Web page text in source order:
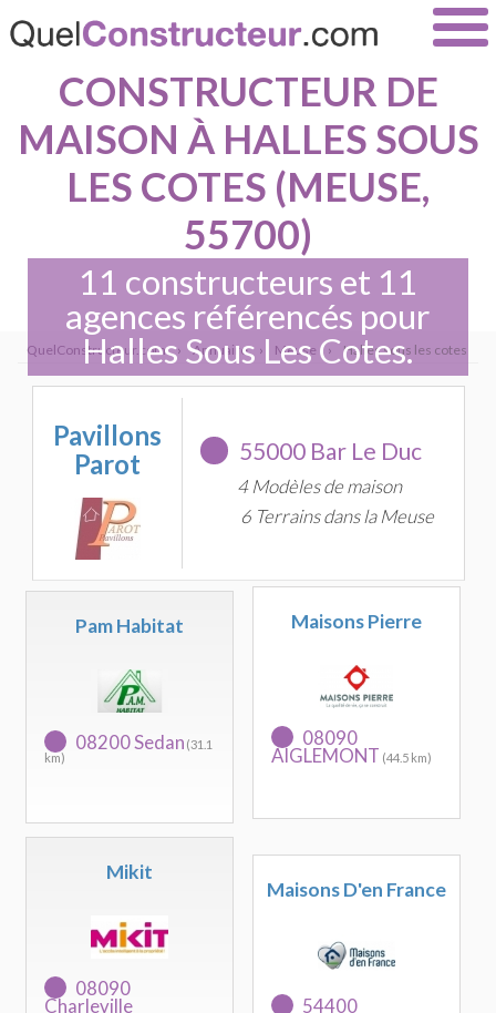
CONSTRUCTEUR DE
MAISON À HALLES SOUS
LES COTES (MEUSE,
55700)
11 constructeurs et 11
agences référencés pour
Halles Sous Les Cotes.
QuelConstructeur.com › Annuaire › Meuse › Halles sous les cotes
Pavillons
Parot
55000 Bar Le Duc
4 Modèles de maison
6 Terrains dans la Meuse
Pam Habitat
08200 Sedan (31.1
km)
Maisons Pierre
08090
AIGLEMONT (44.5 km)
Mikit
08090
Charleville
Maisons D'en France
54400